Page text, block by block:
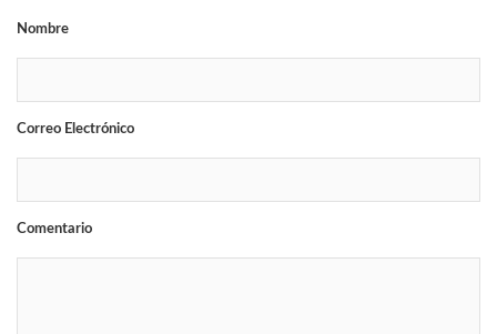
Nombre
Correo Electrónico
Comentario